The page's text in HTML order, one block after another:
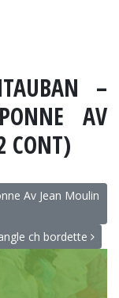
–
AV
CONT)
Av Jean Moulin
ch bordette